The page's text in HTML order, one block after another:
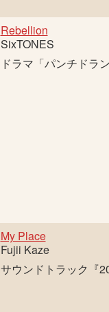
Rebellion
SixTONES
ドラマ「パンチドラ
My Place
Fujii Kaze
サウンドトラック『